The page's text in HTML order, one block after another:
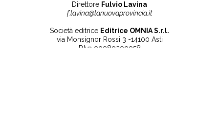
Direttore Fulvio Lavina
f.lavina@lanuovaprovincia.it
Società editrice Editrice OMNIA S.r.l.
via Monsignor Rossi 3 -14100 Asti
P.Iva 00080200058